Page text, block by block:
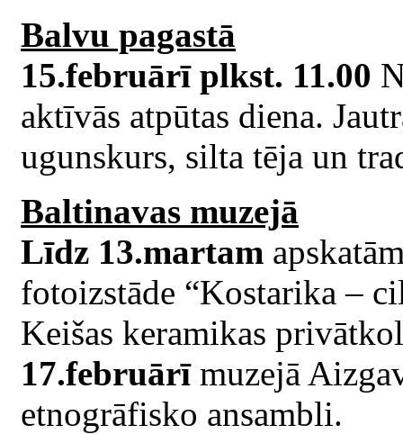
Balvu pagastā
15.februārī plkst. 11.00
aktīvās atpūtas diena.
ugunskurs, silta tēja un
Baltinavas muzejā
Līdz 13.martam
fotoizstāde “Kostarika –
Keišas keramikas
17.februārīmuzejā
etnogrāfisko ansambli.